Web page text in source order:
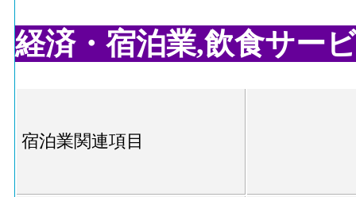
経済・宿泊業,飲食サー
宿泊業関連項目